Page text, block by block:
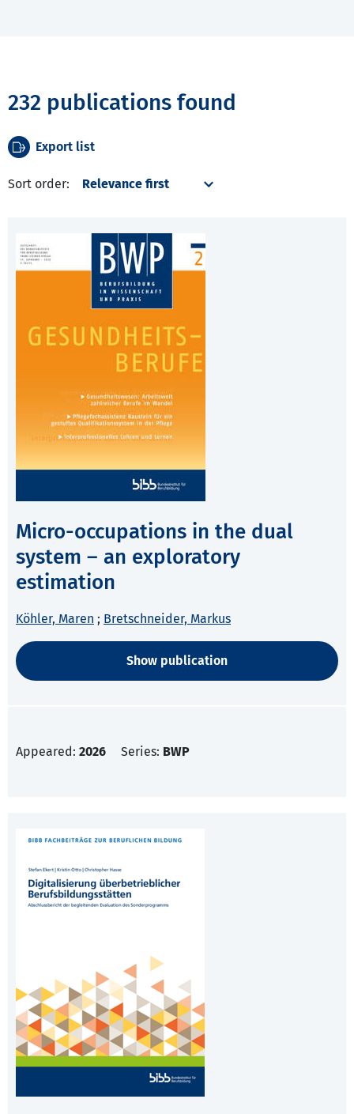
232 publications found
Export list
Sort order:
Micro-occupations in the dual
system – an exploratory
estimation
Köhler, Maren ; Bretschneider, Markus
Show publication
Appeared: 2026 Series: BWP